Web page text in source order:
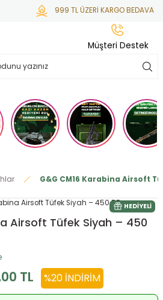
999 TL ÜZERİ KARGO BEDAVA
G&G CM16 Karabina Airsoft
HEDIYELI
Airsoft Tüfek Siyah – 450
TL %20 İNDIRIM